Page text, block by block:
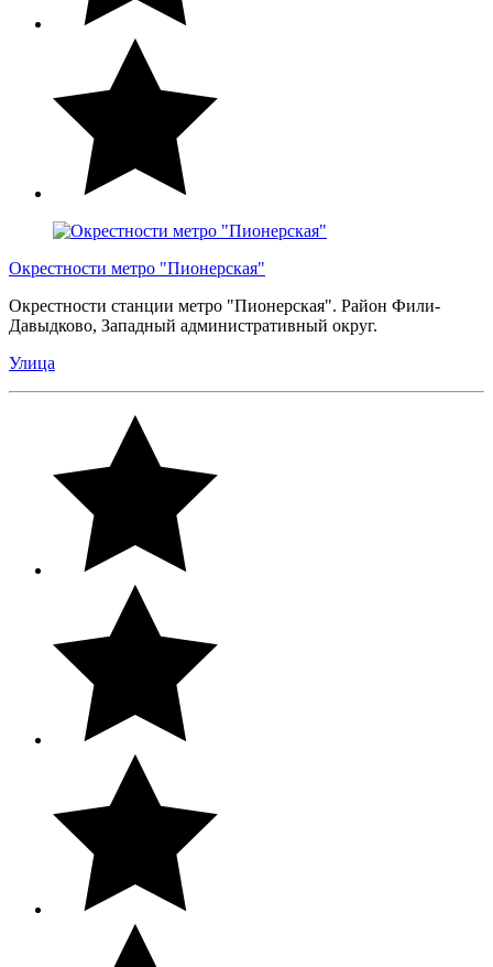
Окрестности метро "Пионерская"
Окрестности станции метро "Пионерская". Район Фили-
Давыдково, Западный административный округ.
Улица